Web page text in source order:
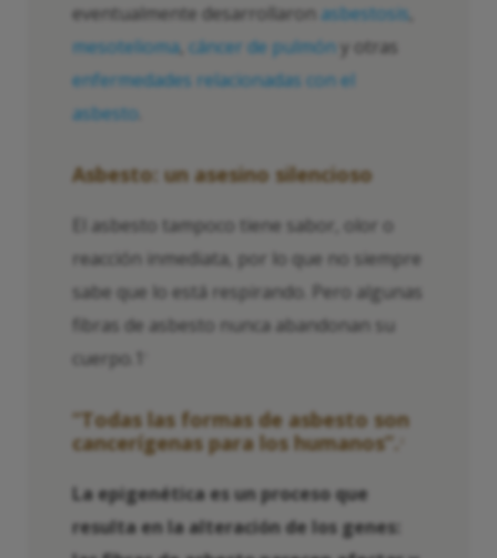
eventualmente desarrollaron asbestosis
mesotelioma, cáncer de pulmón y otras
enfermedades relacionadas con el
asbesto
Asbesto: un asesino silencioso
El asbesto tampoco tiene sabor, olor o
reacción inmediata, por lo que no siempre
sabe que lo está respirando. Pero algunas
fibras de asbesto nunca abandonan su
cuerpo.1
“Todas las formas de asbesto son
cancerígenas para los humanos”.
La epigenética es un proceso que
resulta en la alteración de los genes: